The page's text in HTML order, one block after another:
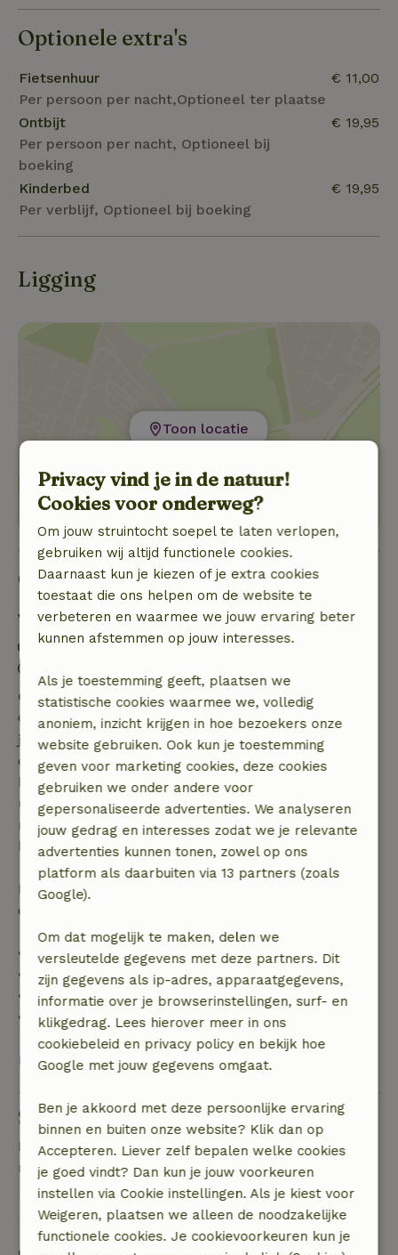
Optionele extra's
Fietsenhuur
Per persoon per nacht,Optioneel ter plaatse
€ 11,00
Ontbijt
Per persoon per nacht, Optioneel bij
boeking
€ 19,95
Kinderbed
Per verblijf, Optioneel bij boeking
€ 19,95
Ligging
Toon locatie
Goed om te weten
Verblijfdetails
Inchecken: 12:00- 17:30
Gratis annuleren binnen 7 dagen
Gratis annuleren binnen 7 dagen na bevestiging van
je boeking, bij een boekingsaanvraag meer dan 28
dagen voor aanvang. Bij een boeking met aanvang
binnen 28 dagen geldt gratis annuleren binnen 24
uur. Bij annulering binnen gestelde periode heb je
recht op volledige terugbetaling van het
boekingsbedrag.
Daarna krijg je een deel van de reissom en 100% van
de borg terugbetaald:
• tot 42 dagen voor aankomst: 70% terugbetaald
• 42–28 dagen voor aankomst: 40% terugbetaald
• 28 dagen tot de aankomstdag: 10% terugbetaald
• op de aankomstdag of later: geen terugbetaling
Bekijk alles
Stel een vraag
Neem contact op met de verhuurder van het
natuurhuisje
Stuur een bericht
Privacy vind je in de natuur!
Cookies voor onderweg?
Om jouw struintocht soepel te laten verlopen,
gebruiken wij altijd functionele cookies.
Daarnaast kun je kiezen of je extra cookies
toestaat die ons helpen om de website te
verbeteren en waarmee we jouw ervaring beter
kunnen afstemmen op jouw interesses.
Als je toestemming geeft, plaatsen we
statistische cookies waarmee we, volledig
anoniem, inzicht krijgen in hoe bezoekers onze
website gebruiken. Ook kun je toestemming
geven voor marketing cookies, deze cookies
gebruiken we onder andere voor
gepersonaliseerde advertenties. We analyseren
jouw gedrag en interesses zodat we je relevante
advertenties kunnen tonen, zowel op ons
platform als daarbuiten via 13 partners (zoals
Google).
Om dat mogelijk te maken, delen we
versleutelde gegevens met deze partners. Dit
zijn gegevens als ip-adres, apparaatgegevens,
informatie over je browserinstellingen, surf- en
klikgedrag. Lees hierover meer in ons
cookiebeleid en privacy policy en bekijk hoe
Google met jouw gegevens omgaat.
Ben je akkoord met deze persoonlijke ervaring
binnen en buiten onze website? Klik dan op
Accepteren. Liever zelf bepalen welke cookies
je goed vindt? Dan kun je jouw voorkeuren
instellen via Cookie instellingen. Als je kiest voor
Weigeren, plaatsen we alleen de noodzakelijke
functionele cookies. Je cookievoorkeuren kun je